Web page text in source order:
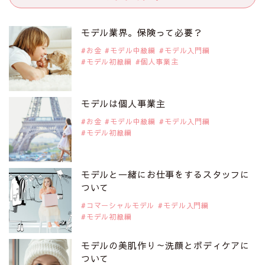
2019年9月29日
是非ご覧ください。
注目モデル 水原佑果さん
2019年9月29日
是非ご覧ください。
注目モデル CHIHARUさん
2019年9月29日
注目モデルを1名追加いたしました。
是非ご覧ください。
注目モデル 藤井サチさん
2019年9月29日
注目モデルを1名追加いたしました。
是非ご覧ください。
大注目のモデル10人
モデル業界。保険って必要？
お金 モデル中級編
モデル入門編
モデル初級編
個人事業主
モデルは個人事業主
お金 モデル中級編
モデル入門編
モデル初級編
モデルと一緒にお仕事をするスタッフに
ついて
コマーシャルモデル
モデル入門編
モデル初級編
モデルの美肌作り～洗顔とボディケアに
ついて